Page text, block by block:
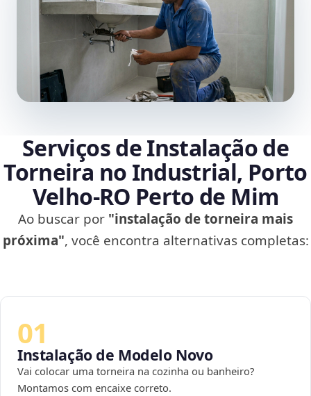
Serviços de Instalação de
Torneira no Industrial, Porto
Velho‑RO Perto de Mim
Ao buscar por "instalação de torneira mais
próxima", você encontra alternativas completas:
01
Instalação de Modelo Novo
Vai colocar uma torneira na cozinha ou banheiro?
Montamos com encaixe correto.